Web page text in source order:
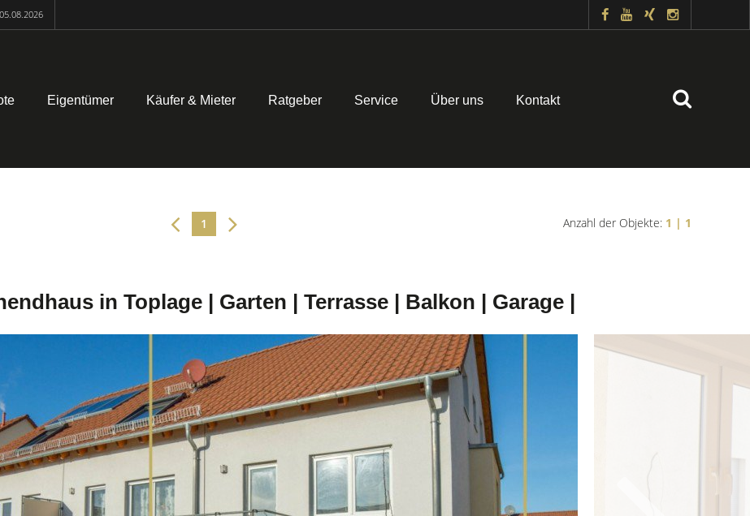
05.08.2026
Eigentümer Käufer & Mieter Ratgeber Service Über uns Kontakt
1 Anzahl der Objekte: 1 | 1
in Toplage | Garten | Terrasse | Balkon | Garage |